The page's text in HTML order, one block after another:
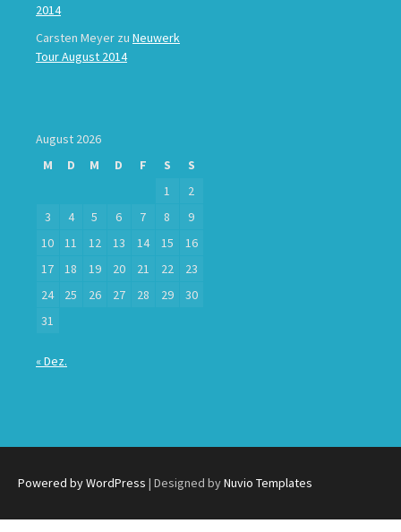
2014
Carsten Meyer zu Neuwerk
Tour August 2014
August 2026
M
D M D F S
S
1
2
3
4 5 6 7 8
9
10
11 12 13 14 15
16
17
18 19 20 21 22
23
24
25 26 27 28 29
30
31
« Dez.
Powered by WordPress | Designed byNuvio Templates